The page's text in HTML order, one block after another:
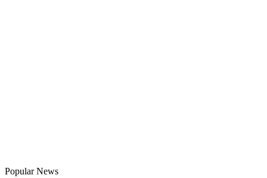
Popular News